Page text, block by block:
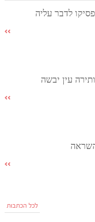
לדבר עליה
עין יבשה
לכל הכתבות